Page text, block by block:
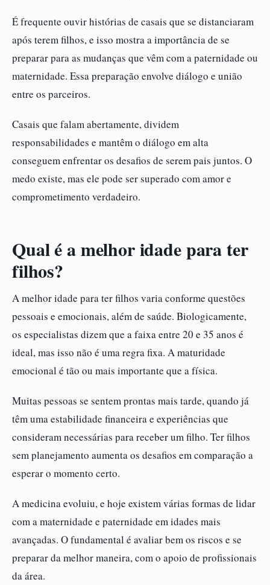
É frequente ouvir histórias de casais que se distanciaram
após terem filhos, e isso mostra a importância de se
preparar para as mudanças que vêm com a paternidade ou
maternidade. Essa preparação envolve diálogo e união
entre os parceiros.
Casais que falam abertamente, dividem
responsabilidades e mantêm o diálogo em alta
conseguem enfrentar os desafios de serem pais juntos. O
medo existe, mas ele pode ser superado com amor e
comprometimento verdadeiro.
Qual é a melhor idade para ter
filhos?
A melhor idade para ter filhos varia conforme questões
pessoais e emocionais, além de saúde. Biologicamente,
os especialistas dizem que a faixa entre 20 e 35 anos é
ideal, mas isso não é uma regra fixa. A maturidade
emocional é tão ou mais importante que a física.
Muitas pessoas se sentem prontas mais tarde, quando já
têm uma estabilidade financeira e experiências que
consideram necessárias para receber um filho. Ter filhos
sem planejamento aumenta os desafios em comparação a
esperar o momento certo.
A medicina evoluiu, e hoje existem várias formas de lidar
com a maternidade e paternidade em idades mais
avançadas. O fundamental é avaliar bem os riscos e se
preparar da melhor maneira, com o apoio de profissionais
da área.